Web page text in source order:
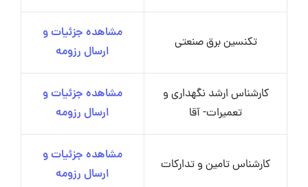
تکنسین برق صنعتی
مشاهده جزئیات و
ارسال رزومه
کارشناس ارشد نگهداری و
تعمیرات- آقا
مشاهده جزئیات و
ارسال رزومه
کارشناس تامین و تدارکات
مشاهده جزئیات و
ارسال رزومه